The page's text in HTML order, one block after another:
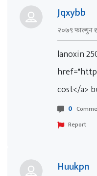
Jqxybb
२०७९ फाल्गुन
lanoxin
cost</a>
0
Report
Huukpn